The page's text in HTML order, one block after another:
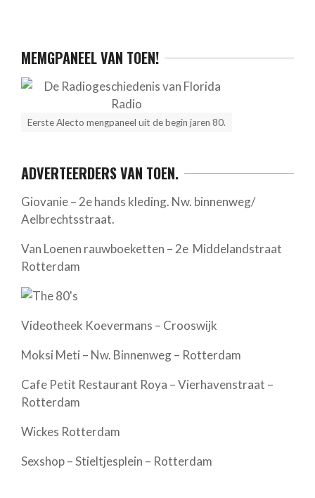
MEMGPANEEL VAN TOEN!
Eerste Alecto mengpaneel uit de begin jaren 80.
ADVERTEERDERS VAN TOEN.
Giovanie – 2e hands kleding. Nw. binnenweg/
Aelbrechtsstraat.
Van Loenen rauwboeketten – 2e Middelandstraat
Rotterdam
Videotheek Koevermans – Crooswijk
Moksi Meti – Nw. Binnenweg – Rotterdam
Cafe Petit Restaurant Roya – Vierhavenstraat –
Rotterdam
Wickes Rotterdam
Sexshop – Stieltjesplein – Rotterdam